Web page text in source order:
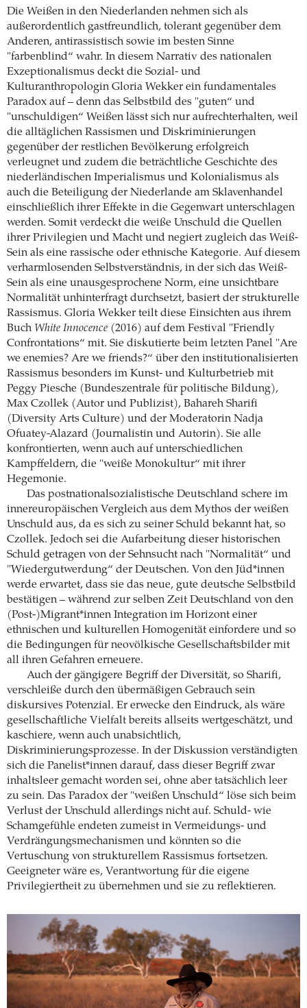
Die Weißen in den Niederlanden nehmen sich als
außerordentlich gastfreundlich, tolerant gegenüber dem
Anderen, antirassistisch sowie im besten Sinne
"farbenblind“ wahr. In diesem Narrativ des nationalen
Exzeptionalismus deckt die Sozial- und
Kulturanthropologin Gloria Wekker ein fundamentales
Paradox auf – denn das Selbstbild des "guten“ und
"unschuldigen“ Weißen lässt sich nur aufrechterhalten, weil
die alltäglichen Rassismen und Diskriminierungen
gegenüber der restlichen Bevölkerung erfolgreich
verleugnet und zudem die beträchtliche Geschichte des
niederländischen Imperialismus und Kolonialismus als
auch die Beteiligung der Niederlande am Sklavenhandel
einschließlich ihrer Effekte in die Gegenwart unterschlagen
werden. Somit verdeckt die weiße Unschuld die Quellen
ihrer Privilegien und Macht und negiert zugleich das Weiß-
Sein als eine rassische oder ethnische Kategorie. Auf diesem
verharmlosenden Selbstverständnis, in der sich das Weiß-
Sein als eine unausgesprochene Norm, eine unsichtbare
Normalität unhinterfragt durchsetzt, basiert der strukturelle
Rassismus. Gloria Wekker teilt diese Einsichten aus ihrem
Buch White Innocence (2016) auf dem Festival "Friendly
Confrontations“ mit. Sie diskutierte beim letzten Panel "Are
we enemies? Are we friends?“ über den institutionalisierten
Rassismus besonders im Kunst- und Kulturbetrieb mit
Peggy Piesche (Bundeszentrale für politische Bildung),
Max Czollek (Autor und Publizist), Bahareh Sharifi
(Diversity Arts Culture) und der Moderatorin Nadja
Ofuatey-Alazard (Journalistin und Autorin). Sie alle
konfrontierten, wenn auch auf unterschiedlichen
Kampffeldern, die "weiße Monokultur“ mit ihrer
Hegemonie.
Das postnationalsozialistische Deutschland schere im
innereuropäischen Vergleich aus dem Mythos der weißen
Unschuld aus, da es sich zu seiner Schuld bekannt hat, so
Czollek. Jedoch sei die Aufarbeitung dieser historischen
Schuld getragen von der Sehnsucht nach "Normalität“ und
"Wiedergutwerdung“ der Deutschen. Von den Jüd*innen
werde erwartet, dass sie das neue, gute deutsche Selbstbild
bestätigen – während zur selben Zeit Deutschland von den
(Post-)Migrant*innen Integration im Horizont einer
ethnischen und kulturellen Homogenität einfordere und so
die Bedingungen für neovölkische Gesellschaftsbilder mit
all ihren Gefahren erneuere.
Auch der gängigere Begriff der Diversität, so Sharifi,
verschleiße durch den übermäßigen Gebrauch sein
diskursives Potenzial. Er erwecke den Eindruck, als wäre
gesellschaftliche Vielfalt bereits allseits wertgeschätzt, und
kaschiere, wenn auch unabsichtlich,
Diskriminierungsprozesse. In der Diskussion verständigten
sich die Panelist*innen darauf, dass dieser Begriff zwar
inhaltsleer gemacht worden sei, ohne aber tatsächlich leer
zu sein. Das Paradox der "weißen Unschuld“ löse sich beim
Verlust der Unschuld allerdings nicht auf. Schuld- wie
Schamgefühle endeten zumeist in Vermeidungs- und
Verdrängungsmechanismen und könnten so die
Vertuschung von strukturellem Rassismus fortsetzen.
Geeigneter wäre es, Verantwortung für die eigene
Privilegiertheit zu übernehmen und sie zu reflektieren.